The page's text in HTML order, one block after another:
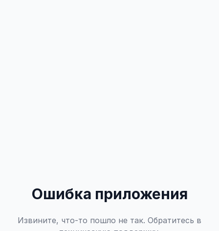
Ошибка приложения
Извините, что-то пошло не так. Обратитесь в